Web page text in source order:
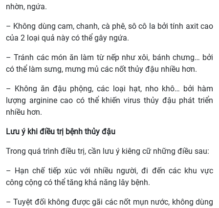
nhờn, ngứa.
– Không dùng cam, chanh, cà phê, sô cô la bởi tính axit cao
của 2 loại quả này có thể gây ngứa.
– Tránh các món ăn làm từ nếp như xôi, bánh chưng… bởi
có thể làm sưng, mưng mủ các nốt thủy đậu nhiều hơn.
– Không ăn đậu phộng, các loại hạt, nho khô… bởi hàm
lượng arginine cao có thể khiến virus thủy đậu phát triển
nhiều hơn.
Lưu ý khi điều trị bệnh thủy đậu
Trong quá trình điều trị, cần lưu ý kiêng cữ những điều sau:
– Hạn chế tiếp xúc với nhiều người, đi đến các khu vực
công cộng có thể tăng khả năng lây bệnh.
– Tuyệt đối không được gãi các nốt mụn nước, không dùng